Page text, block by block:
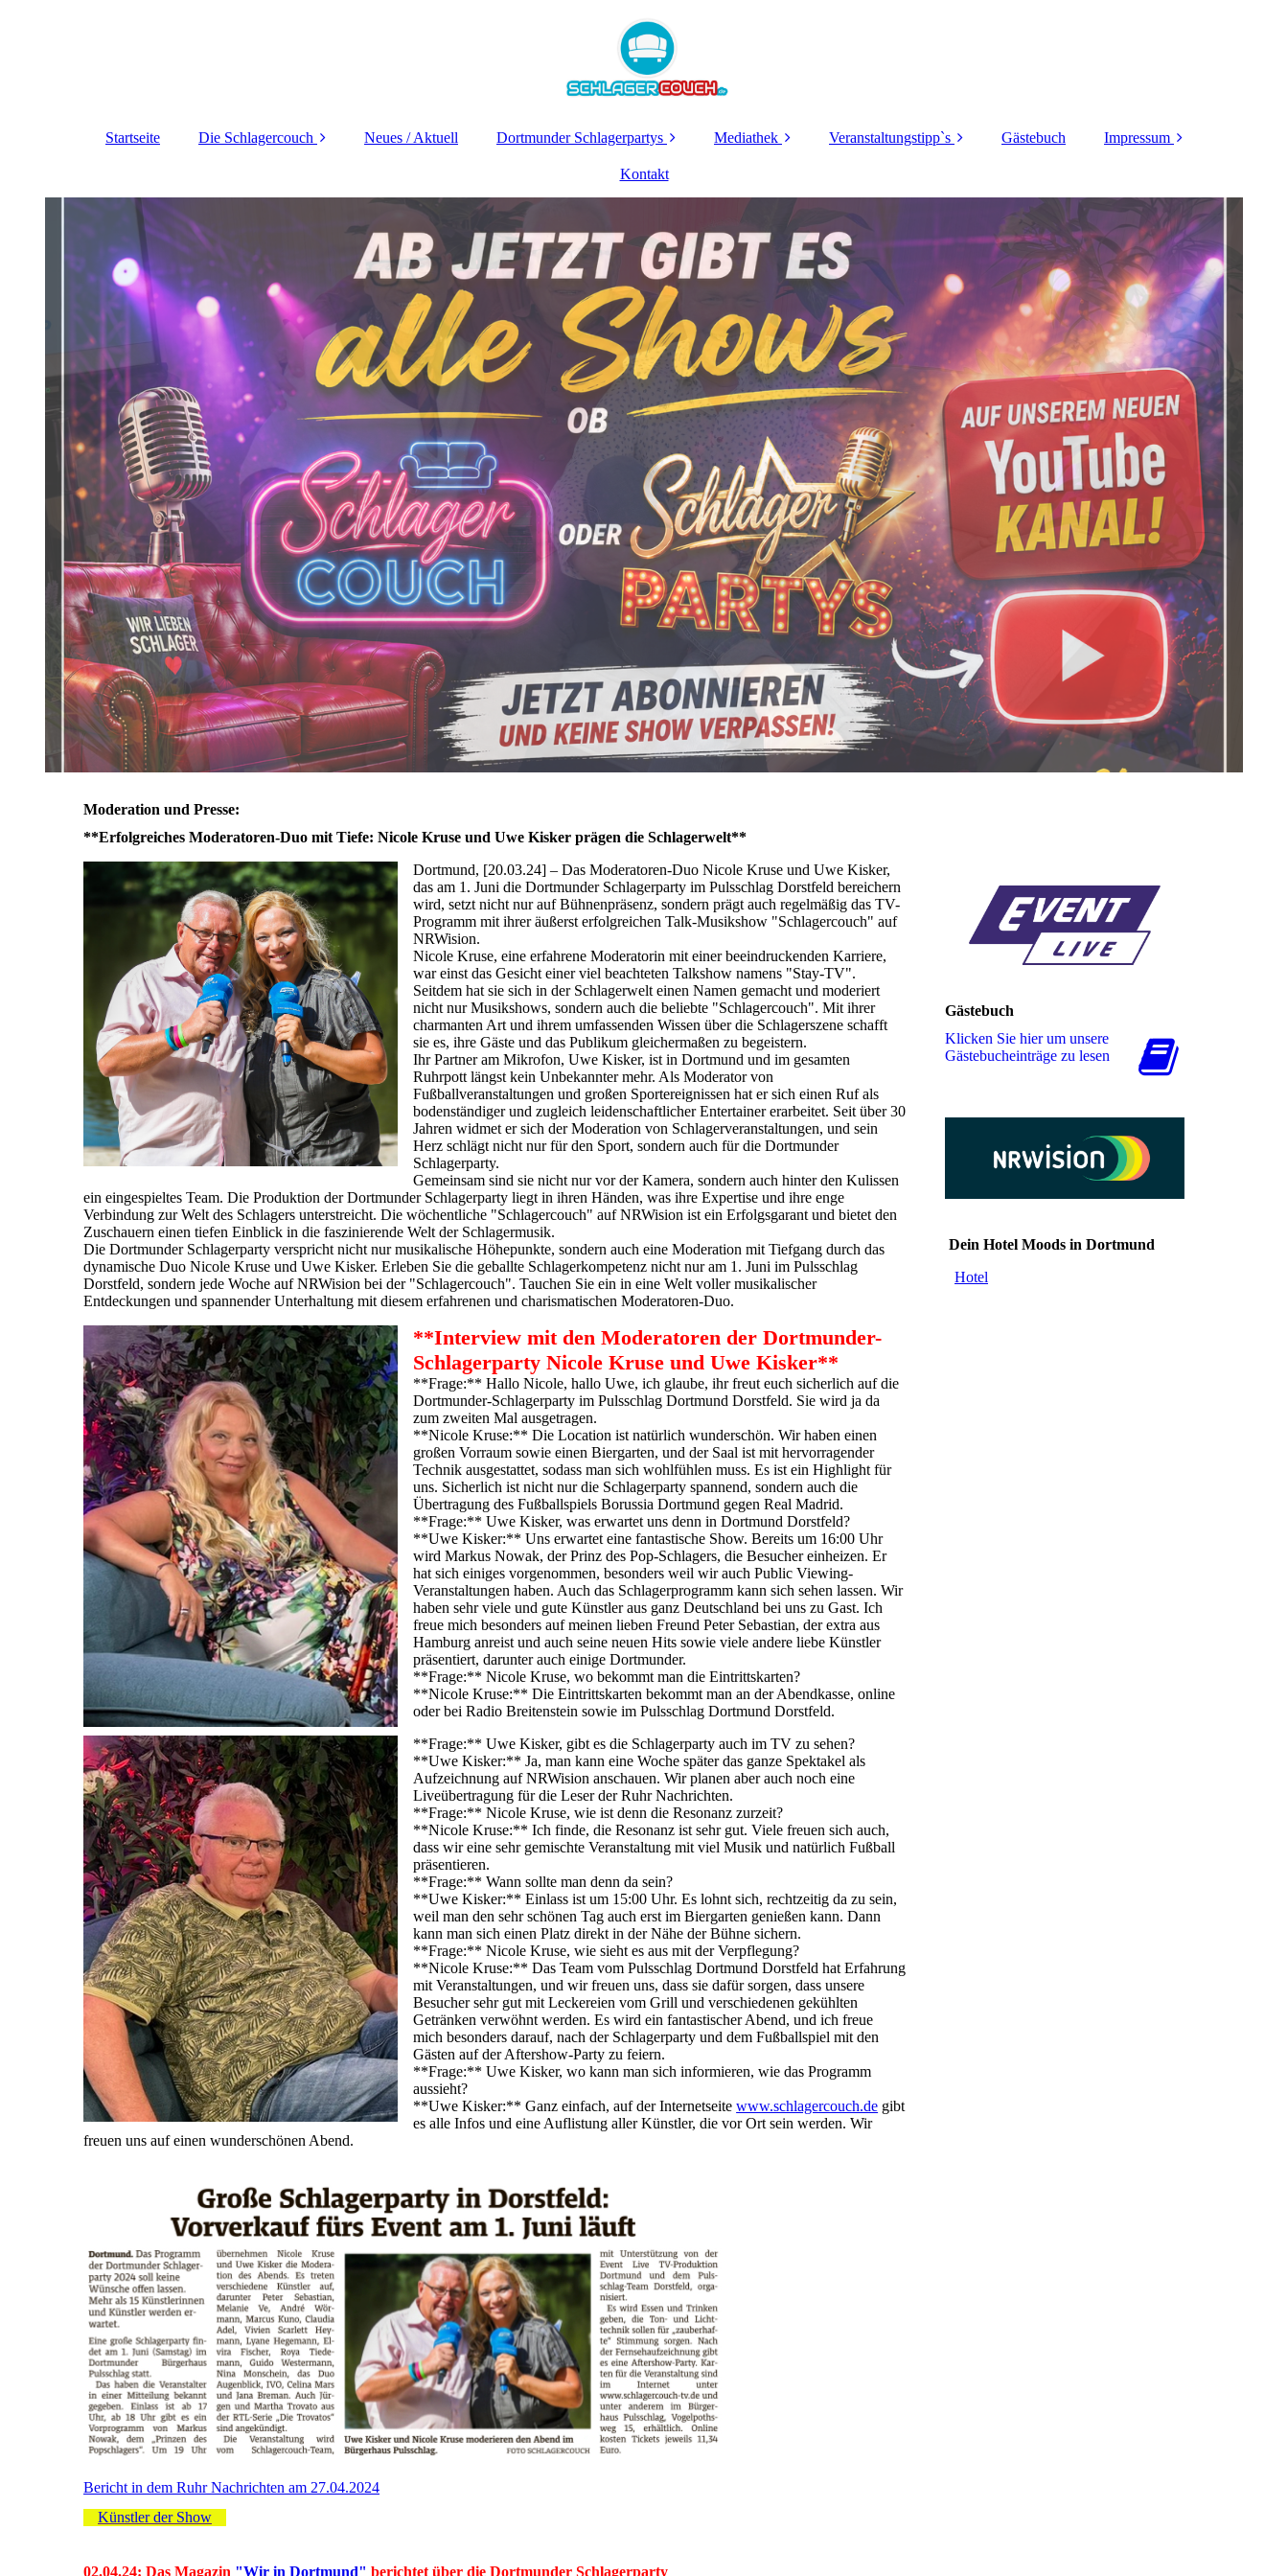
Startseite Die Schlagercouch
nächsten Studiogäste
Ich möchte dabei sein
Das Team der
Schlagercouch
Schlagercouch im TV
Das Studio
Presseberichte über
uns
Gäste auf der
Schlagercouch
Neues / Aktuell Dortmunder Schlagerpartys
12.09.2026
Dortmunder-
Schlagerparty 2026
Dortbunt
Schlagerparty 2026
Lichterfest 2025
Schlagerparty
Dortmunder-
Schlagerparty 2025
Die Schlagerparty
2024
EM-Schlagerparty
2024
Lichterfest
Schlagerparty 2024
Lichterfest
Dortmunder
Schlagerpartys 2023
Schlagershow 2022
Schlagerparty im TV
Schlagerparty
Moderation & Presse
Mediathek
Sendungen 2025
Sendungen 2024
Sendungen 2023
Sendungen 2022
Sendungen 2021
Sendungen 2020
Alle Sendungen und
Gäste
Veranstaltungstipp`s Gästebuch Impressum
Kontakt
Moderation und Presse:
**Erfolgreiches Moderatoren-Duo mit Tiefe: Nicole Kruse und Uwe Kisker prägen die Schlagerwelt**
Dortmund, [20.03.24] – Das Moderatoren-Duo Nicole Kruse und Uwe Kisker,
das am 1. Juni die Dortmunder Schlagerparty im Pulsschlag Dorstfeld bereichern
wird, setzt nicht nur auf Bühnenpräsenz, sondern prägt auch regelmäßig das TV-
Programm mit ihrer äußerst erfolgreichen Talk-Musikshow "Schlagercouch" auf
NRWision.
Nicole Kruse, eine erfahrene Moderatorin mit einer beeindruckenden Karriere,
war einst das Gesicht einer viel beachteten Talkshow namens "Stay-TV".
Seitdem hat sie sich in der Schlagerwelt einen Namen gemacht und moderiert
nicht nur Musikshows, sondern auch die beliebte "Schlagercouch". Mit ihrer
charmanten Art und ihrem umfassenden Wissen über die Schlagerszene schafft
sie es, ihre Gäste und das Publikum gleichermaßen zu begeistern.
Ihr Partner am Mikrofon, Uwe Kisker, ist in Dortmund und im gesamten
Ruhrpott längst kein Unbekannter mehr. Als Moderator von
Fußballveranstaltungen und großen Sportereignissen hat er sich einen Ruf als
bodenständiger und zugleich leidenschaftlicher Entertainer erarbeitet. Seit über 30
Jahren widmet er sich der Moderation von Schlagerveranstaltungen, und sein
Herz schlägt nicht nur für den Sport, sondern auch für die Dortmunder
Schlagerparty.
Gemeinsam sind sie nicht nur vor der Kamera, sondern auch hinter den Kulissen
ein eingespieltes Team. Die Produktion der Dortmunder Schlagerparty liegt in ihren Händen, was ihre Expertise und ihre enge
Verbindung zur Welt des Schlagers unterstreicht. Die wöchentliche "Schlagercouch" auf NRWision ist ein Erfolgsgarant und bietet den
Zuschauern einen tiefen Einblick in die faszinierende Welt der Schlagermusik.
Die Dortmunder Schlagerparty verspricht nicht nur musikalische Höhepunkte, sondern auch eine Moderation mit Tiefgang durch das
dynamische Duo Nicole Kruse und Uwe Kisker. Erleben Sie die geballte Schlagerkompetenz nicht nur am 1. Juni im Pulsschlag
Dorstfeld, sondern jede Woche auf NRWision bei der "Schlagercouch". Tauchen Sie ein in eine Welt voller musikalischer
Entdeckungen und spannender Unterhaltung mit diesem erfahrenen und charismatischen Moderatoren-Duo.
**Interview mit den Moderatoren der Dortmunder-
Schlagerparty Nicole Kruse und Uwe Kisker**
**Frage:** Hallo Nicole, hallo Uwe, ich glaube, ihr freut euch sicherlich auf die
Dortmunder-Schlagerparty im Pulsschlag Dortmund Dorstfeld. Sie wird ja da
zum zweiten Mal ausgetragen.
**Nicole Kruse:** Die Location ist natürlich wunderschön. Wir haben einen
großen Vorraum sowie einen Biergarten, und der Saal ist mit hervorragender
Technik ausgestattet, sodass man sich wohlfühlen muss. Es ist ein Highlight für
uns. Sicherlich ist nicht nur die Schlagerparty spannend, sondern auch die
Übertragung des Fußballspiels Borussia Dortmund gegen Real Madrid.
**Frage:** Uwe Kisker, was erwartet uns denn in Dortmund Dorstfeld?
**Uwe Kisker:** Uns erwartet eine fantastische Show. Bereits um 16:00 Uhr
wird Markus Nowak, der Prinz des Pop-Schlagers, die Besucher einheizen. Er
hat sich einiges vorgenommen, besonders weil wir auch Public Viewing-
Veranstaltungen haben. Auch das Schlagerprogramm kann sich sehen lassen. Wir
haben sehr viele und gute Künstler aus ganz Deutschland bei uns zu Gast. Ich
freue mich besonders auf meinen lieben Freund Peter Sebastian, der extra aus
Hamburg anreist und auch seine neuen Hits sowie viele andere liebe Künstler
präsentiert, darunter auch einige Dortmunder.
**Frage:** Nicole Kruse, wo bekommt man die Eintrittskarten?
**Nicole Kruse:** Die Eintrittskarten bekommt man an der Abendkasse, online
oder bei Radio Breitenstein sowie im Pulsschlag Dortmund Dorstfeld.
**Frage:** Uwe Kisker, gibt es die Schlagerparty auch im TV zu sehen?
**Uwe Kisker:** Ja, man kann eine Woche später das ganze Spektakel als
Aufzeichnung auf NRWision anschauen. Wir planen aber auch noch eine
Liveübertragung für die Leser der Ruhr Nachrichten.
**Frage:** Nicole Kruse, wie ist denn die Resonanz zurzeit?
**Nicole Kruse:** Ich finde, die Resonanz ist sehr gut. Viele freuen sich auch,
dass wir eine sehr gemischte Veranstaltung mit viel Musik und natürlich Fußball
präsentieren.
**Frage:** Wann sollte man denn da sein?
**Uwe Kisker:** Einlass ist um 15:00 Uhr. Es lohnt sich, rechtzeitig da zu sein,
weil man den sehr schönen Tag auch erst im Biergarten genießen kann. Dann
kann man sich einen Platz direkt in der Nähe der Bühne sichern.
**Frage:** Nicole Kruse, wie sieht es aus mit der Verpflegung?
**Nicole Kruse:** Das Team vom Pulsschlag Dortmund Dorstfeld hat Erfahrung
mit Veranstaltungen, und wir freuen uns, dass sie dafür sorgen, dass unsere
Besucher sehr gut mit Leckereien vom Grill und verschiedenen gekühlten
Getränken verwöhnt werden. Es wird ein fantastischer Abend, und ich freue
mich besonders darauf, nach der Schlagerparty und dem Fußballspiel mit den
Gästen auf der Aftershow-Party zu feiern.
**Frage:** Uwe Kisker, wo kann man sich informieren, wie das Programm
aussieht?
**Uwe Kisker:** Ganz einfach, auf der Internetseitewww.schlagercouch.de gibt
es alle Infos und eine Auflistung aller Künstler, die vor Ort sein werden. Wir
freuen uns auf einen wunderschönen Abend.
Bericht in dem Ruhr Nachrichten am 27.04.2024
Künstler der Show
02.04.24: Das Magazin "Wir in Dortmund" berichtet über die Dortmunder Schlagerparty
Gästebuch
Klicken Sie hier um unsere
Gäs­te­buch­ein­trä­ge zu lesen
Dein Hotel Moods in Dortmund
Hotel